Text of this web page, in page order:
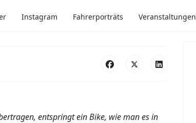
Instagram Fahrerporträts Veranstaltungen
entspringt ein Bike, wie man es in